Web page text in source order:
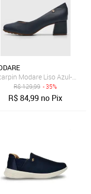
Marinho
Modare Liso Azul-
R$129,99 - 35%
R$84,99 no Pix